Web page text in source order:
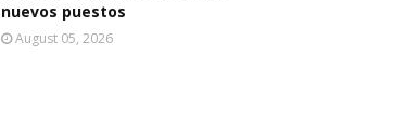
nuevos puestos
August 05, 2026